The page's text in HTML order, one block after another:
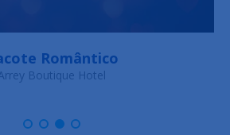
Pacote Romântico
Arrey Gran Hotel